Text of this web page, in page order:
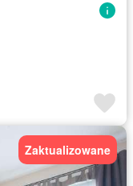
Zaktualizowane